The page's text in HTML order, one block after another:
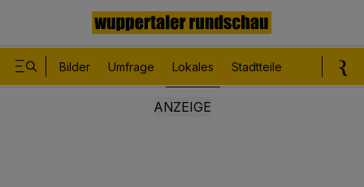
Bilder Umfrage Lokales Stadtteile